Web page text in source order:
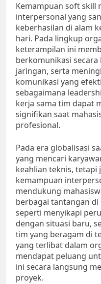
Kemampuan soft skill
interpersonal yang
keberhasilan di alam
hari. Pada lingkup
keterampilan ini
berkomunikasi
jaringan, serta
komunikasi yang
sebagaimana
kerja sama tim dapat
signifikan saat
profesional.
Pada era globalisasi
yang mencari
keahlian teknis, tetapi
kemampuan
mendukung
berbagai tantangan
seperti menyikapi
dengan situasi baru,
tim yang beragam di
yang terlibat dalam
mendapat peluang
ini secara langsung
proyek.